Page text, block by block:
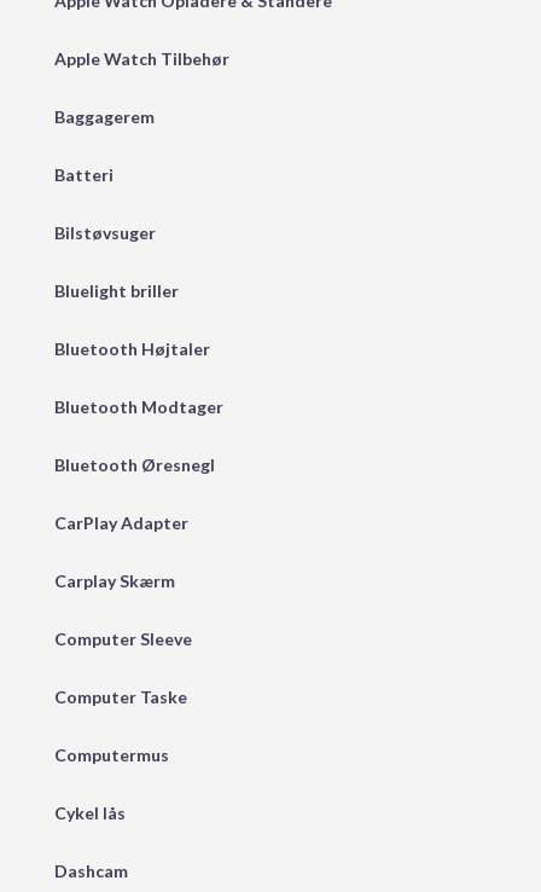
Apple Watch Tilbehør
Baggagerem
Batteri
Bilstøvsuger
Bluelight briller
Bluetooth Højtaler
Bluetooth Modtager
Bluetooth Øresnegl
CarPlay Adapter
Carplay Skærm
Computer Sleeve
Computer Taske
Computermus
Cykel lås
Dashcam